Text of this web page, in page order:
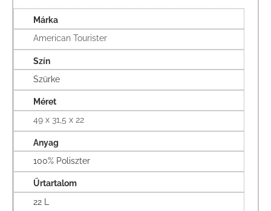
Márka
American Tourister
Szín
Szürke
Méret
49 x 31,5 x 22
Anyag
100% Poliszter
Űrtartalom
22 L